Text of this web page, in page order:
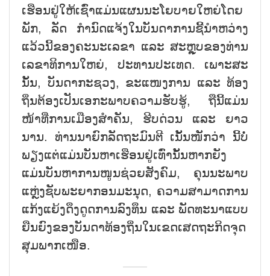
ເຮືອນ​ຢູ່​ໃຫ້​ເຊົ່າ​ແມ່ນ​ແຜນ​ນະ​ໂຍ​ບາຍ​ໃຫຍ່​ໂດຍ​
ພັກ, ລັດ ກຳ​ນົດ​ແຈ້ງ​ໃນ​ບັນ​ດາ​ການ​ຊີ້​ນຳ​ຫວ່າງ​
ແວ້ວ​ນີ້​ຂອງ​ຄະ​ນະ​ເລ​ຂາ ແລະ ສະຫຼຸບ​ຂອງ​ທ່ານ​
ເລ​ຂາ​ທິ​ການ​ໃຫຍ່, ປະ​ທານ​ປະ​ເທດ. ເພາະ​ສະ​
ນັ້ນ, ບັນ​ດາ​ກະ​ຊວງ, ຂະ​ແໜງ​ການ ແລະ ທ້ອງ​
ຖິ່ນ​ຕ້ອງ​ເປັນ​ເອ​ກະ​ພາບ​ຄວາມ​ຮັບ​ຮູ້, ຖື​ນີ້​ແມ່ນ​
ໜ້າ​ທີ່​ການ​ເມືອງ​ສຳ​ຄັນ, ຮີບ​ດ່ວນ ແລະ ຍາ​ວ​
ນານ. ທ່ານ​ນາ​ຍົກ​ລັດ​ຖະ​ມົນ​ຕີ ເນັ້ນ​ໜັກ​ວ່າ ນີ້​ບໍ່​
ພຽງ​ແຕ່​ແມ່ນ​ບັນ​ຫາ​ເຮືອນ​ຢູ່​ເທົ່າ​ນັ້ນ​ຫາກ​ຍັງ​
ແມ່ນ​ບັນ​ຫາ​ການ​ໜູນ​ຊ່ວຍ​ສັງ​ຄົມ, ຄຸນ​ນະ​ພາບ​
ແຫຼ່ງ​ຊັບ​ພະ​ຍາ​ກອ​ນ​ມະ​ນຸດ, ຄວາມ​ສາ​ມາດ​ການ​
ແກ້ງ​ແຍ້ງ​ດຶງ​ດູດ​ການ​ລົງ​ທຶນ ແລະ ພັດ​ທະ​ນາ​ແບບ​
ຍືນ​ຍົງ​ຂອງ​ບັນ​ດາ​ທ້ອງ​ຖິ່ນ​ໃນ​ເຂດ​ເສດ​ຖະ​ກິດ​ຈຸດ​
ສຸມ​ພາກ​ເໜືອ.